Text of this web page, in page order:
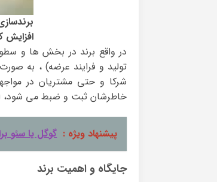
در واقع برند در بخش ها و
شرکا و حتی مشتریان در
خاطرشان ثبت و ضبط می شود،
پیشنهاد ویژه : گوگل یا سئو
جایگاه و اهمیت برند